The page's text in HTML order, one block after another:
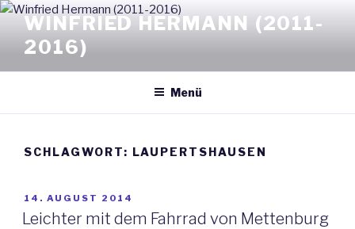
Zum
Inhalt
springen
WINFRIED HERMANN (2011-
2016)
Menü
SCHLAGWORT: LAUPERTSHAUSEN
VERÖFFENTLICHT
AM
14. AUGUST 2014
Leichter mit dem Fahrrad von Mettenburg